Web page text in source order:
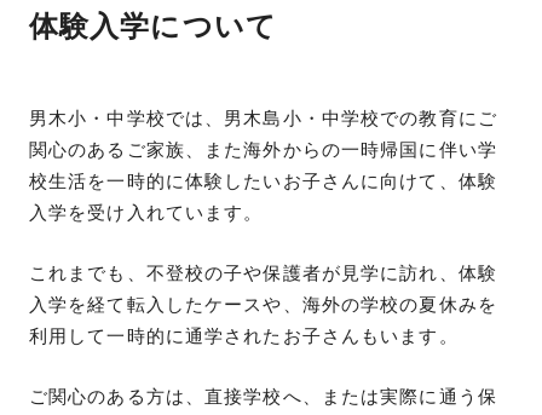
体験入学について
男木小・中学校では、男木島小・中学校での教育にご
関心のあるご家族、また海外からの一時帰国に伴い学
校生活を一時的に体験したいお子さんに向けて、体験
入学を受け入れています。
これまでも、不登校の子や保護者が見学に訪れ、体験
入学を経て転入したケースや、海外の学校の夏休みを
利用して一時的に通学されたお子さんもいます。
ご関心のある方は、直接学校へ、または実際に通う保